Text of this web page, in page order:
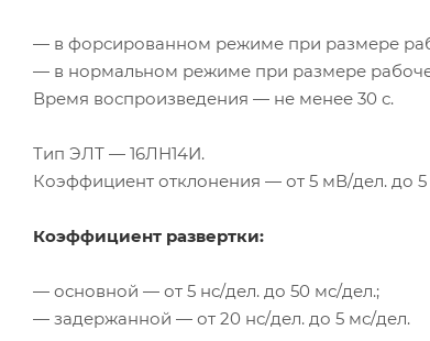
— в форсированном режиме при размере
— в нормальном режиме при размере
Время воспроизведения — не менее 30 с.
Тип ЭЛТ — 16ЛН14И.
Коэффициент отклонения — от 5 мВ/дел. до 5
Коэффициент развертки:
— основной — от 5 нс/дел. до 50 мс/дел.;
— задержанной — от 20 нс/дел. до 5 мс/дел.